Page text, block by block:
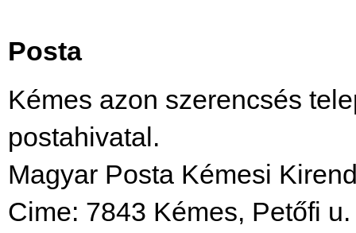
Posta
Kémes azon szerencsés
postahivatal.
Magyar Posta Kémesi
Cime: 7843 Kémes, Petőfi